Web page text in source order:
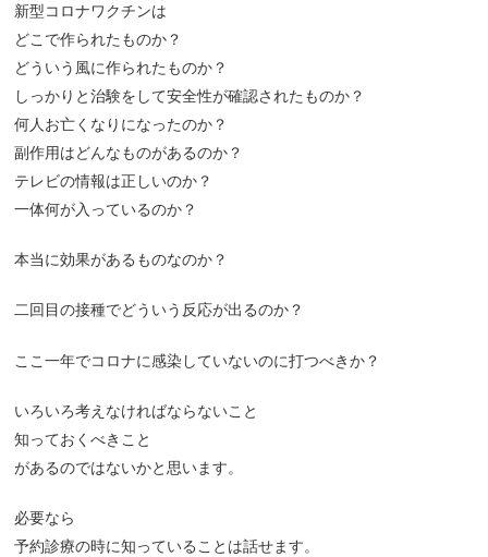
新型コロナワクチンは
どこで作られたものか？
どういう風に作られたものか？
しっかりと治験をして安全性が確認されたものか？
何人お亡くなりになったのか？
副作用はどんなものがあるのか？
テレビの情報は正しいのか？
一体何が入っているのか？
本当に効果があるものなのか？
二回目の接種でどういう反応が出るのか？
ここ一年でコロナに感染していないのに打つべきか？
いろいろ考えなければならないこと
知っておくべきこと
があるのではないかと思います。
必要なら
予約診療の時に知っていることは話せます。